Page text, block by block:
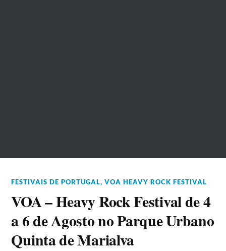
FESTIVAIS DE PORTUGAL,VOA HEAVY ROCK FESTIVAL
VOA – Heavy Rock Festival de 4
a 6 de Agosto no Parque Urbano
Quinta de Marialva